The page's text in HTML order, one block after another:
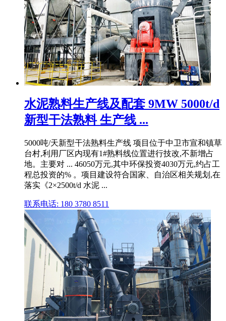
水泥熟料生产线及配套 9MW 5000t/d
新型干法熟料 生产线 ...
5000吨/天新型干法熟料生产线 项目位于中卫市宣和镇草
台村,利用厂区内现有1#熟料线位置进行技改,不新增占
地。主要对 ... 46050万元,其中环保投资4030万元,约占工
程总投资的% 。项目建设符合国家、自治区相关规划,在
落实《2×2500t/d 水泥 ...
联系电话: 180 3780 8511